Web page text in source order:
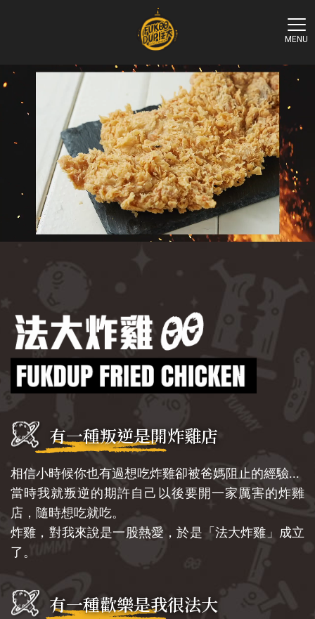
有一種叛逆是開炸雞店
相信小時候你也有過想吃炸雞卻被爸媽阻止的經驗...
當時我就叛逆的期許自己以後要開一家厲害的炸雞
店，隨時想吃就吃。
炸雞，對我來說是一股熱愛，於是「法大炸雞」成立
了。
有一種歡樂是我很法大